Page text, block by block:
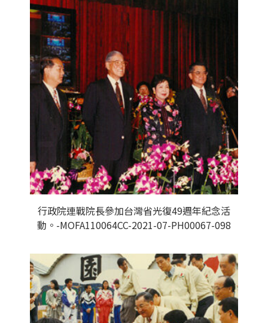
行政院連戰院長參加台灣省光復49週年紀念活
動。-MOFA110064CC-2021-07-PH00067-098